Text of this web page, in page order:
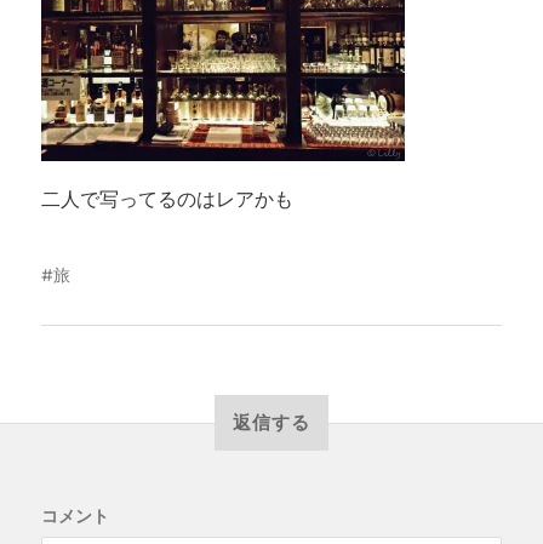
二人で写ってるのはレアかも
旅
返信する
コメント